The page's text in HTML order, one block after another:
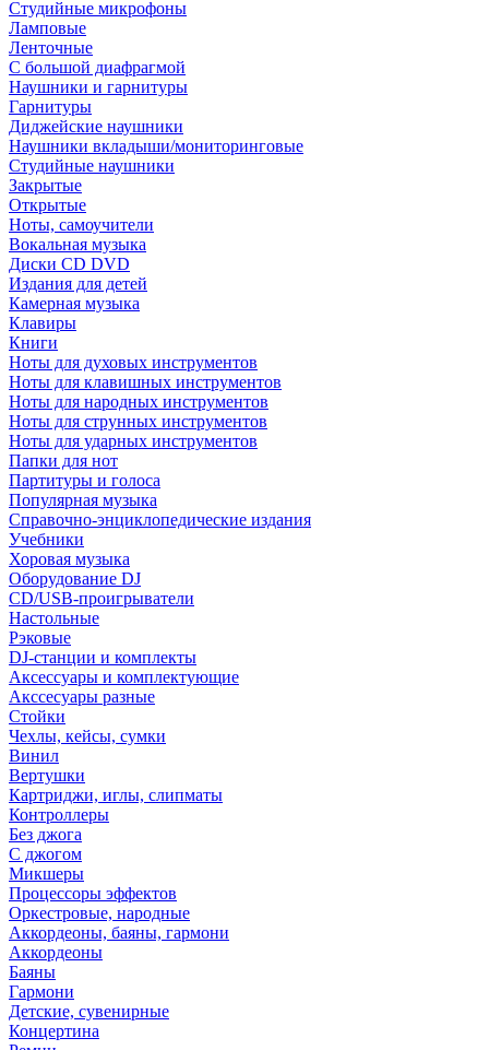
Студийные микрофоны
Ламповые
Ленточные
С большой диафрагмой
Наушники и гарнитуры
Гарнитуры
Диджейские наушники
Наушники вкладыши/мониторинговые
Студийные наушники
Закрытые
Открытые
Ноты, самоучители
Вокальная музыка
Диски CD DVD
Издания для детей
Камерная музыка
Клавиры
Книги
Ноты для духовых инструментов
Ноты для клавишных инструментов
Ноты для народных инструментов
Ноты для струнных инструментов
Ноты для ударных инструментов
Папки для нот
Партитуры и голоса
Популярная музыка
Справочно-энциклопедические издания
Учебники
Хоровая музыка
Оборудование DJ
CD/USB-проигрыватели
Настольные
Рэковые
DJ-станции и комплекты
Аксессуары и комплектующие
Акссесуары разные
Стойки
Чехлы, кейсы, сумки
Винил
Вертушки
Картриджи, иглы, слипматы
Контроллеры
Без джога
С джогом
Микшеры
Процессоры эффектов
Оркестровые, народные
Аккордеоны, баяны, гармони
Аккордеоны
Баяны
Гармони
Детские, сувенирные
Концертина